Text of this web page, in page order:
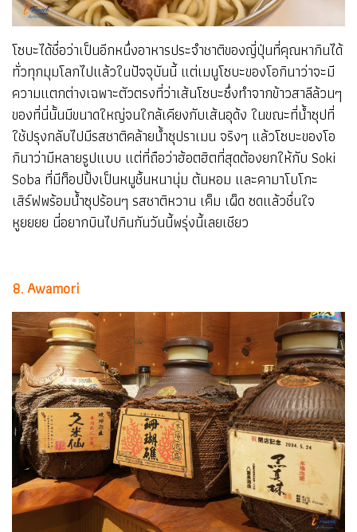
โซบะได้ชื่อว่าเป็นอีกหนึ่งอาหารประจำชาติของญี่ปุ่นที่คุณหากินได้
ทั่วทุกมุมโลกไปแล้วในปัจจุบันนี้ แต่เมนูโซบะของโอกินาว่าจะมี
ความแตกต่างเฉพาะตัวตรงที่ว่าเส้นโซบะซึ่งทำจากข้าวสาลีล้วนๆ
ของที่นี่นั้นมีขนาดใหญ่จนใกล้เคียงกับเส้นอุด้ง ในขณะที่น้ำซุปที่
ใช้ปรุงกลับไปมีรสชาติคล้ายน้ำซุปราเมน จริงๆ แล้วโซบะของโอ
กินาว่ามีหลายรูปแบบ แต่ที่ถือว่าฮ้อตฮิตที่สุดต้องยกให้กับ Soki
Soba ที่มีท็อปปิ้งเป็นหมูชิ้นหนานุ่ม ต้นหอม และคามาโบโกะ
เสิร์ฟพร้อมน้ำซุปร้อนๆ รสชาติหวาน เค็ม เผ็ด ซดแล้วชื่นใจ
หูยยยย นี่อยากบินไปกินกันวันนี้พรุ่งนี้เลยเชียว
8. Awamori